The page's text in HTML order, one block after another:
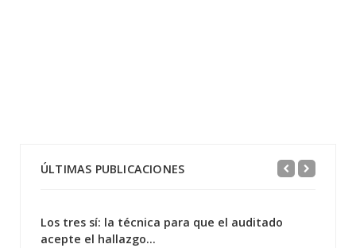
ÚLTIMAS PUBLICACIONES
Los tres sí: la técnica para que el auditado
acepte el hallazgo...